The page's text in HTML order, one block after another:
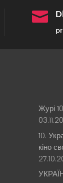

Журі
10.
кіно